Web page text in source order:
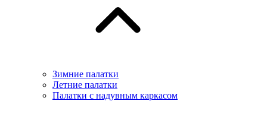
Зимние палатки
Летние палатки
Палатки с надувным каркасом